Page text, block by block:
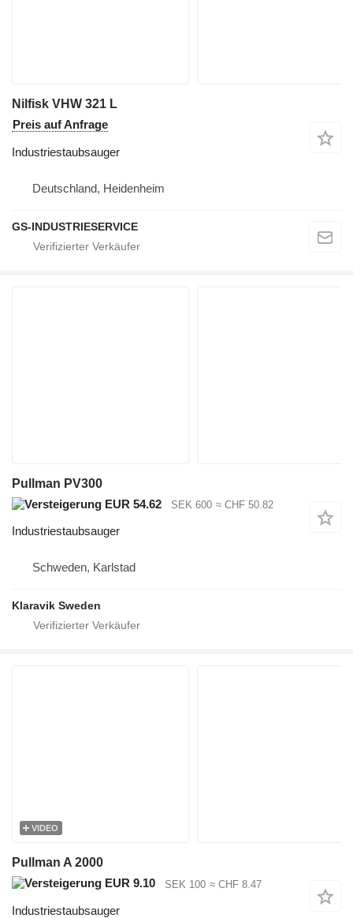
Nilfisk VHW 321 L
Preis auf Anfrage
Industriestaubsauger
Deutschland, Heidenheim
GS-INDUSTRIESERVICE
Pullman PV300
EUR 54.62
SEK 600 ≈ CHF 50.82
Industriestaubsauger
Schweden, Karlstad
Klaravik Sweden
VIDEO
Pullman A 2000
EUR 9.10
SEK 100 ≈ CHF 8.47
Industriestaubsauger